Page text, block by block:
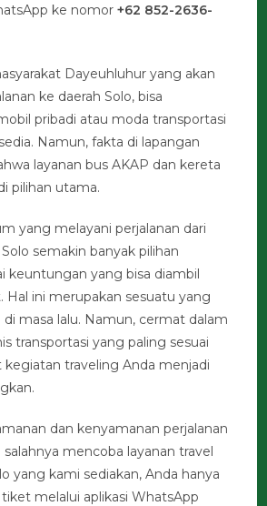
ke nomor+62 852-2636-
Dayeuhluhur yang akan
ke daerah Solo, bisa
pribadi atau moda transportasi
Namun, fakta di lapangan
layanan bus AKAP dan kereta
pilihan utama.
yang melayani perjalanan dari
semakin banyak pilihan
keuntungan yang bisa diambil
Hal ini merupakan sesuatu yang
masa lalu. Namun, cermat dalam
transportasi yang paling sesuai
traveling Anda menjadi
dan kenyamanan perjalanan
mencoba layanan travel
yang kami sediakan, Anda hanya
melalui aplikasi WhatsApp